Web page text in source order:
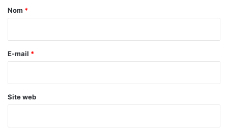
t
l
t
a
e
Nom *
E-mail *
Site web